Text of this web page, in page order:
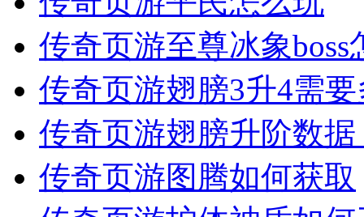
传奇页游至尊冰象boss
传奇页游翅膀3升4需
传奇页游翅膀升阶数
传奇页游图腾如何获取